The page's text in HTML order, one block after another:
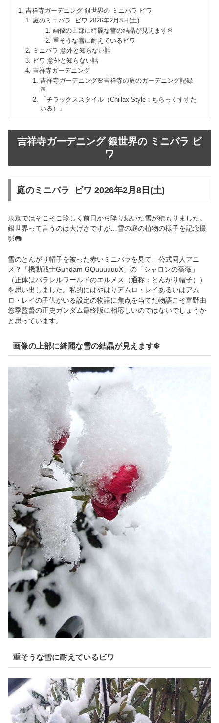
吉祥寺ガーデニング 銀世界の ミニバラ ビワ
庭のミニバラ ビワ 2026年2月8日(土)
画像の上部に綺麗な雪の結晶が見えます❄
重そうな雪に耐えているビワ
ミニバラ 意外と知らない話
ビワ 意外と知らない話
吉祥寺ガーデニング
吉祥寺ガーデニング🌸吉祥寺の庭のガーデニング記録
🌸
「チラックススタイル（Chillax Style：ちらっくすすた
いる）」
吉祥寺ガーデニング 銀世界の ミニバラ ビ
ワ
庭のミニバラ ビワ 2026年2月8日(土)
東京ではそこそこ珍しく前日から降り続いた雪が積もりました。
銀世界って言うのは大げさですが…雪の庭の植物の様子を記念撮
影📷
雪のとんがり帽子を被った赤いミニバラを見て、公式同人アニ
メ？「機動戦士Gundam GQuuuuuuX」の「シャロンの薔薇」
（正体はパラレルワールドのエルメス（通称：とんがり帽子））
を思い出しました。私的にはやはりアムロ・レイあるいはアム
ロ・レイの子供がいる設定の物語に焦点を当てた物語こそ富野由
悠季監督の正史ガンダム最終版に相応しいのではないでしょうか
と思っています。
画像の上部に綺麗な雪の結晶が見えます❄
重そうな雪に耐えているビワ